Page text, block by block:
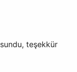
teşekkür